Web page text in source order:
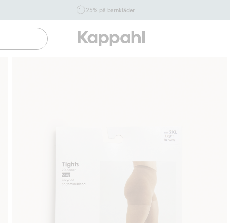
25% på barnkläder
erbjudandet tom den 10/8 kl 10.00. Ej Newbie. Gäller för dig
som är eller blir medlem. Kan ej kombineras med andra
rabatter eller erbjudanden.
Smidig betalning med Klarna.